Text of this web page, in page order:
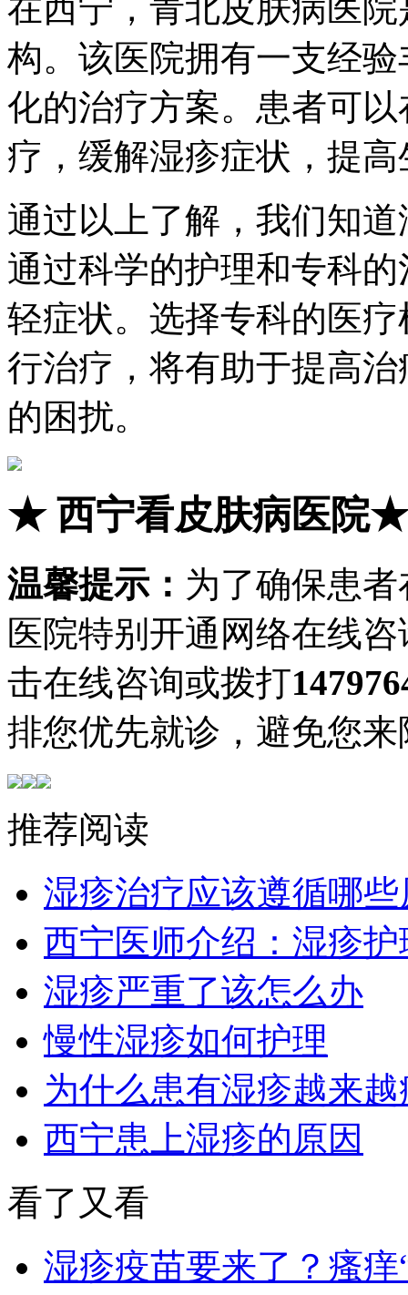
在西宁，青北皮肤病医
构。该医院拥有一支经
化的治疗方案。患者可
疗，缓解湿疹症状，提
通过以上了解，我们知
通过科学的护理和专科
轻症状。选择专科的医
行治疗，将有助于提高
的困扰。
★西宁看皮肤病医院★
温馨提示： 为了确保患
医院特别开通网络在线
击在线咨询或拨打
排您优先就诊，避免您
推荐阅读
湿疹治疗应该遵循哪些
西宁医师介绍：湿疹
湿疹严重了该怎么办
慢性湿疹如何护理
为什么患有湿疹越来越
西宁患上湿疹的原因
看了又看
湿疹疫苗要来了？瘙